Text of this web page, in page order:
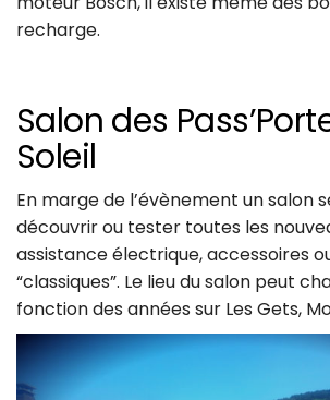
recharge.
Salon des
Soleil
En marge de l’évènement un salon
découvrir ou tester toutes les
assistance électrique, accessoires
“classiques”. Le lieu du salon peut
fonction des années sur Les Gets,